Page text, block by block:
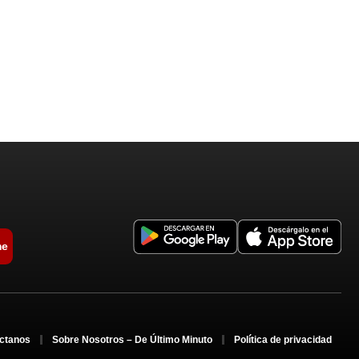
Sobre Nosotros – De Último Minuto Política de privacidad